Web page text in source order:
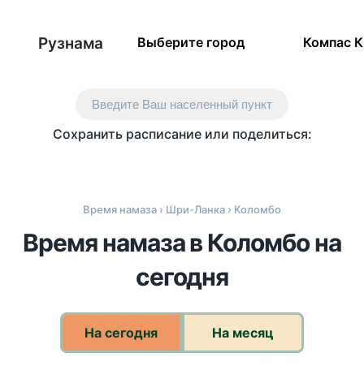
Рузнама Выберите город Компас
Введите Ваш населенный пункт
Сохранить расписание или поделиться:
Время намаза › Шри-Ланка › Коломбо
Время намаза в Коломбо на
сегодня
На сегодня На месяц